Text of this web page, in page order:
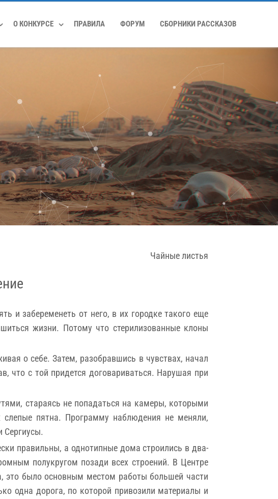
О КОНКУРСЕ ПРАВИЛА ФОРУМ СБОРНИКИ РАССКАЗОВ
Чайные листья
и забеременеть от него, в их городке такого еще
жизни. Потому что стерилизованные клоны
о себе. Затем, разобравшись в чувствах, начал
что с той придется договариваться. Нарушая при
стараясь не попадаться на камеры, которыми
пятна. Программу наблюдения не меняли,
Сергиусы.
правильны, а однотипные дома строились в два-
полукругом позади всех строений. В Центре
это было основным местом работы большей части
одна дорога, по которой привозили материалы и